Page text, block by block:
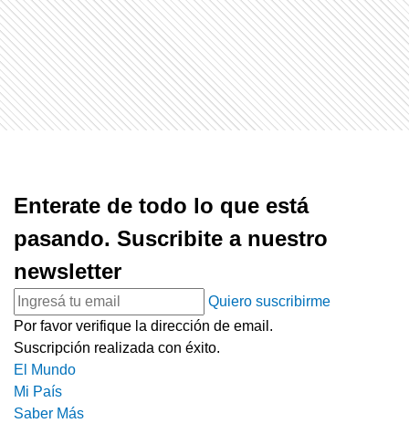
Enterate de todo lo que está
pasando. Suscribite a nuestro
newsletter
Quiero suscribirme
Por favor verifique la dirección de email.
Suscripción realizada con éxito.
El Mundo
Mi País
Saber Más